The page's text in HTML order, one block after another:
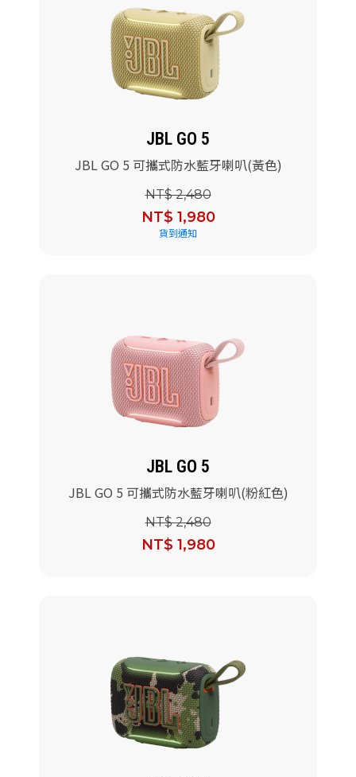
JBL GO 5
JBL GO 5 可攜式防水藍牙喇叭(黃色)
NT$ 2,480
NT$ 1,980
貨到通知
JBL GO 5
JBL GO 5 可攜式防水藍牙喇叭(粉紅色)
NT$ 2,480
NT$ 1,980